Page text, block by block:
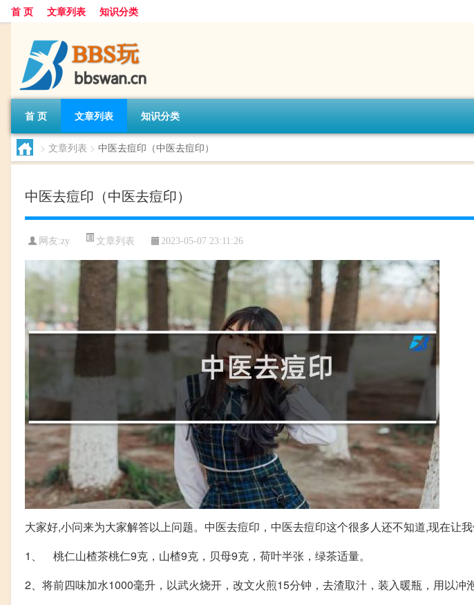
首 页 文章列表 知识分类
首 页 文章列表 知识分类
> 文章列表 > 中医去痘印（中医去痘印）
中医去痘印（中医去痘印）
网友:zy 文章列表 2023-05-07 23:11:26
大家好,小问来为大家解答以上问题。中医去痘印，中医去痘印这个很多人还不知道,现在让我
1、 桃仁山楂茶桃仁9克，山楂9克，贝母9克，荷叶半张，绿茶适量。
2、将前四味加水1000毫升，以武火烧开，改文火煎15分钟，去渣取汁，装入暖瓶，用以冲泡